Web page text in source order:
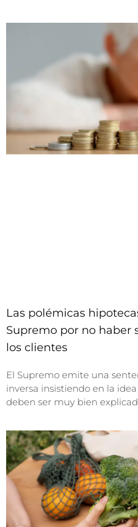
Las polémicas
Supremo por no haber
los clientes
El Supremo emite una
inversa insistiendo en la
deben ser muy bien